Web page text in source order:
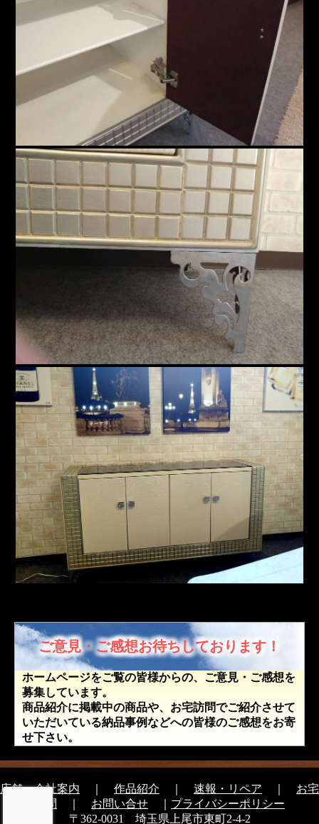
ご意見・ご感想お待ちしております！
ホームページをご覧の皆様からの、ご意見・ご感想を
募集しています。
商品紹介に掲載中の商品や、お宅訪問でご紹介させて
いただいている納品事例などへの皆様のご感想をお寄
せ下さい。
店舗・会社案内 作品紹介 速報・リペア
お宅
訪問
お問い合せ
プライバシーポリシー
〒362-0031 埼玉県上尾市東町2-4-2